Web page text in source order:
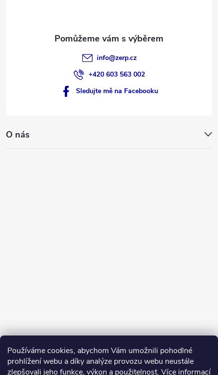
Používáme cookies, abychom Vám umožnili pohodlné
prohlížení webu a díky analýze provozu webu neustále
zlepšovali jeho funkce, výkon a použitelnost. Více informací
info@zerp.cz
+420 603 563 002
Sledujte mě na Facebooku
O nás